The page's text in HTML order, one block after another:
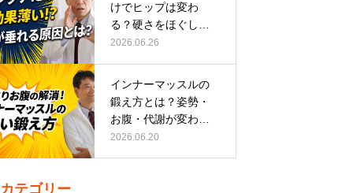
けでヒップは変わ
る？硬さをほぐして
整える正しい方…
2026.06.26
インナーマッスルの
鍛え方とは？姿勢・
お腹・代謝が変わる
トレーニング…
2026.06.20
カテゴリー